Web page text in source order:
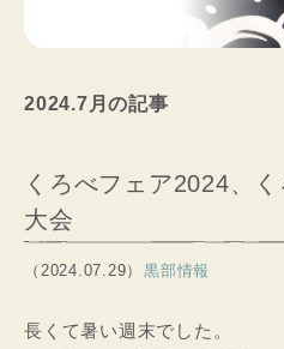
2024.7月の記事
くろべフェア2024、
大会
（2024.07.29） 黒部情報
長くて暑い週末でした。